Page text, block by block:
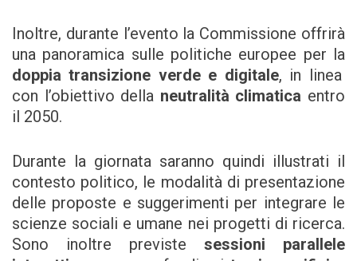
Inoltre, durante l’evento la Commissione offrirà
una panoramica sulle politiche europee per la
doppia transizione verde e digitale, in linea
con l’obiettivo della neutralità climatica entro
il 2050.
Durante la giornata saranno quindi illustrati il
contesto politico, le modalità di presentazione
delle proposte e suggerimenti per integrare le
scienze sociali e umane nei progetti di ricerca.
Sono inoltre previste sessioni parallele